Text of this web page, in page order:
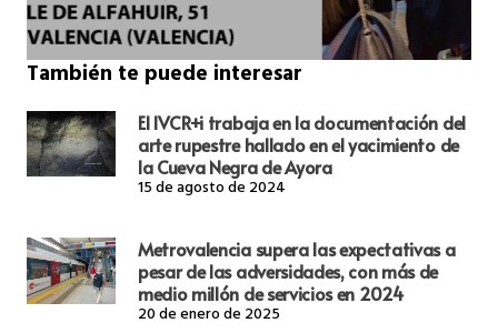
También te puede interesar
El IVCR+i trabaja en la documentación del
arte rupestre hallado en el yacimiento de
la Cueva Negra de Ayora
15 de agosto de 2024
Metrovalencia supera las expectativas a
pesar de las adversidades, con más de
medio millón de servicios en 2024
20 de enero de 2025